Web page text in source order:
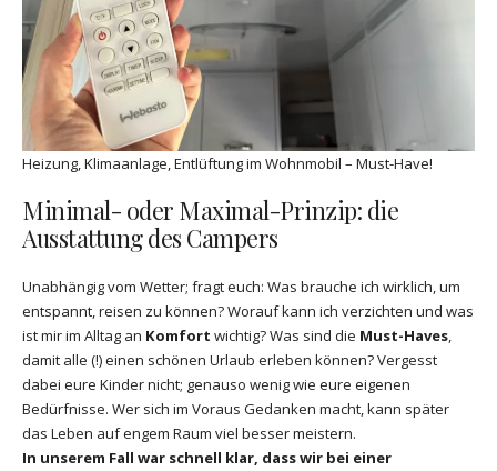
Heizung, Klimaanlage, Entlüftung im Wohnmobil – Must-Have!
Minimal- oder Maximal-Prinzip: die
Ausstattung des Campers
Unabhängig vom Wetter; fragt euch: Was brauche ich wirklich, um
entspannt, reisen zu können? Worauf kann ich verzichten und was
ist mir im Alltag an Komfort wichtig? Was sind die Must-Haves,
damit alle (!) einen schönen Urlaub erleben können? Vergesst
dabei eure Kinder nicht; genauso wenig wie eure eigenen
Bedürfnisse. Wer sich im Voraus Gedanken macht, kann später
das Leben auf engem Raum viel besser meistern.
In unserem Fall war schnell klar, dass wir bei einer